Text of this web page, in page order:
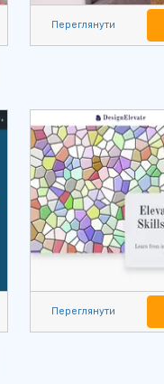
Переглянути
Переглянути